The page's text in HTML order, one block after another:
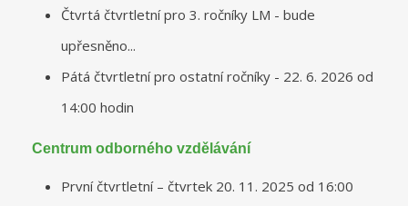
Čtvrtá čtvrtletní pro 3. ročníky LM - bude
upřesněno...
Pátá čtvrtletní pro ostatní ročníky - 22. 6. 2026 od
14:00 hodin
Centrum odborného vzdělávání
První čtvrtletní – čtvrtek 20. 11. 2025 od 16:00